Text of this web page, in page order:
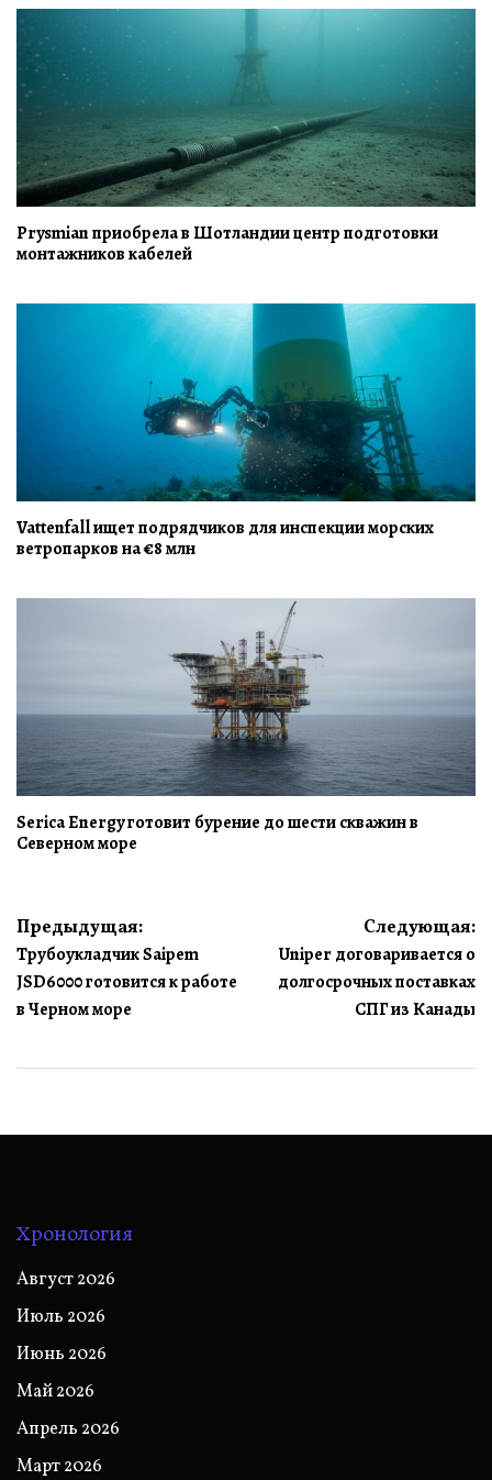
Prysmian приобрела в Шотландии центр подготовки
монтажников кабелей
Vattenfall ищет подрядчиков для инспекции морских
ветропарков на €8 млн
Serica Energy готовит бурение до шести скважин в
Северном море
Навигация
по
записям
Предыдущая:
Трубоукладчик Saipem
JSD6000 готовится к работе
в Черном море
Следующая:
Uniper договаривается о
долгосрочных поставках
СПГ из Канады
Хронология
Август 2026
Июль 2026
Июнь 2026
Май 2026
Апрель 2026
Март 2026